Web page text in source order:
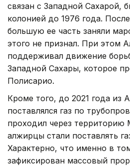
связан с Западной Сахарой,
колонией до 1976 года.
большую ее часть заняли
этого не признал. При этом
поддерживал движение
Западной Сахары, которое
Полисарио.
Кроме того, до 2021 года из
поставлялся газ по
проходил через территорию
алжирцы стали поставлять
Характерно, что именно в
зафиксирован массовый